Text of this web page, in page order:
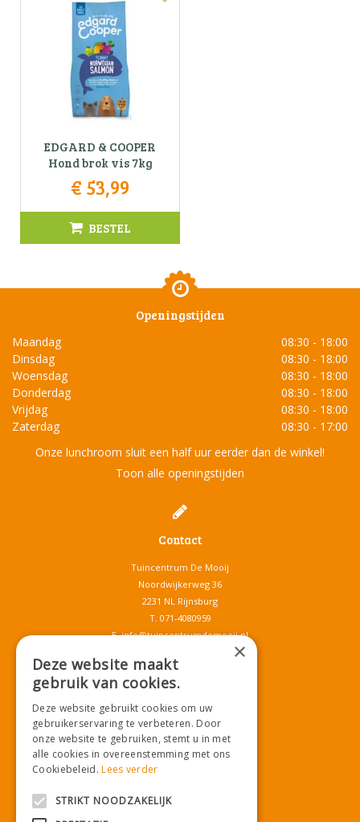
EDGARD & COOPER
Hond brok vis 7kg
€ 53,99
BESTEL
Openingstijden
Maandag
08:30 - 18:00
Dinsdag
08:30 - 18:00
Woensdag
08:30 - 18:00
Donderdag
08:30 - 18:00
Vrijdag
08:30 - 18:00
Zaterdag
08:30 - 17:00
Onze lunchroom sluit een half uur eerder dan de winkel!
Toon alle openingstijden
Contact
Tuincentrum De Mooij
Noordwijkerweg 36
2231 NL Rijnsburg
T. 071-4080959
E.info@tuincentrumdemooij.nl
Download onze App!
×
Deze website maakt
gebruik van cookies.
Deze website gebruikt cookies om uw
gebruikerservaring te verbeteren. Door
onze website te gebruiken, stemt u in met
alle cookies in overeenstemming met ons
Cookiebeleid.Lees verder
STRIKT NOODZAKELIJK